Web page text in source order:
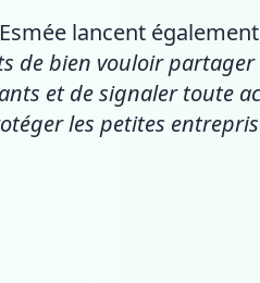
lancent
de bien vouloir
et de signaler toute
les petites